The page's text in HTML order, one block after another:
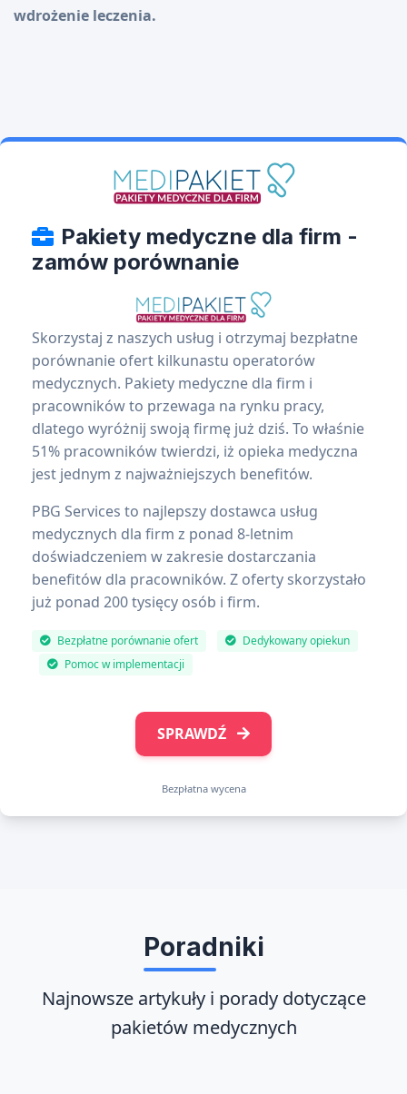
wdrożenie leczenia.
Pakiety medyczne dla firm -
zamów porównanie
Skorzystaj z naszych usług i otrzymaj bezpłatne
porównanie ofert kilkunastu operatorów
medycznych. Pakiety medyczne dla firm i
pracowników to przewaga na rynku pracy,
dlatego wyróżnij swoją firmę już dziś. To właśnie
51% pracowników twierdzi, iż opieka medyczna
jest jednym z najważniejszych benefitów.
PBG Services to najlepszy dostawca usług
medycznych dla firm z ponad 8-letnim
doświadczeniem w zakresie dostarczania
benefitów dla pracowników. Z oferty skorzystało
już ponad 200 tysięcy osób i firm.
Bezpłatne porównanie ofert
Dedykowany opiekun
Pomoc w implementacji
SPRAWDŹ
Bezpłatna wycena
Poradniki
Najnowsze artykuły i porady dotyczące
pakietów medycznych